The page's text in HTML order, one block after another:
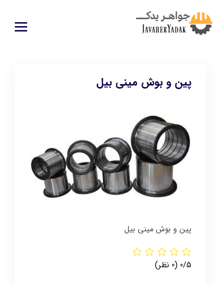
پین و بوش مینی بیل
پین و بوش مینی بیل
‫0/5 ‫(0 نظر)